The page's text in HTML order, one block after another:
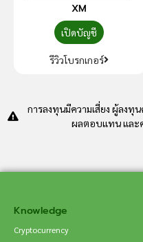
XM
เปิดบัญชี
รีวิวโบรกเกอร์
การลงทุนมีความเสี่ยง ผู้ลงทุ
ผลตอบแทน และ
Knowledge
Cryptocurrency